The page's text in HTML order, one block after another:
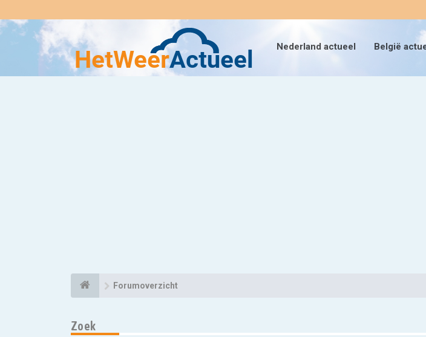
Nederland actueel België
Forumoverzicht
Zoek